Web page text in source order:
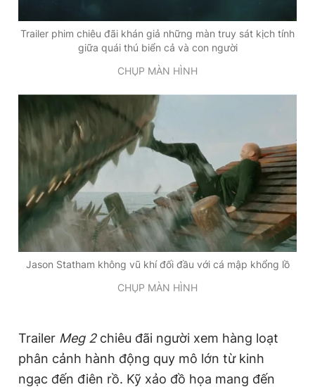
Trailer phim chiêu đãi khán giả những màn truy sát kịch tính
giữa quái thú biển cả và con người
CHỤP MÀN HÌNH
Jason Statham không vũ khí đối đầu với cá mập khổng lồ
CHỤP MÀN HÌNH
Trailer Meg 2 chiêu đãi người xem hàng loạt
phân cảnh hành động quy mô lớn từ kinh
ngạc đến điên rồ. Kỹ xảo đồ họa mang đến